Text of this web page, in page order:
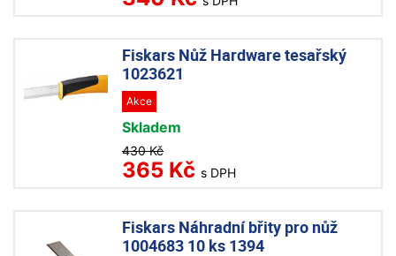
Fiskars Nůž Hardware tesařský
1023621
Akce
Skladem
430 Kč
365 Kč s DPH
Fiskars Náhradní břity pro nůž
1004683 10 ks 1394